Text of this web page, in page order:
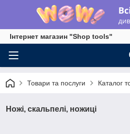
Інтернет магазин "Shop tools"
Товари та послуги Каталог
Ножі, скальпелі, ножиці